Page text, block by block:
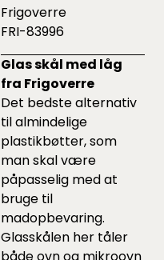
Frigoverre
FRI-83996
Glas skål med låg
fra Frigoverre
Det bedste alternativ
til almindelige
plastikbøtter, som
man skal være
påpasselig med at
bruge til
madopbevaring.
Glasskålen her tåler
både ovn og mikroovn